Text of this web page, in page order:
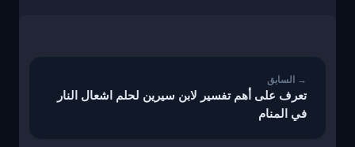
تعرف على أهم تفسير لابن سيرين لحلم اشعال النار
في المنام